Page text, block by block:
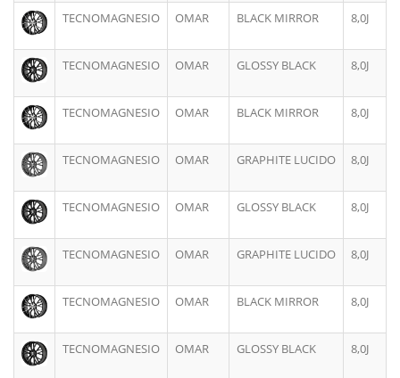
TECNOMAGNESIO OMAR BLACK MIRROR 8,0J
TECNOMAGNESIO OMAR GLOSSY BLACK 8,0J
TECNOMAGNESIO OMAR BLACK MIRROR 8,0J
TECNOMAGNESIO OMAR GRAPHITE LUCIDO 8,0J
TECNOMAGNESIO OMAR GLOSSY BLACK 8,0J
TECNOMAGNESIO OMAR GRAPHITE LUCIDO 8,0J
TECNOMAGNESIO OMAR BLACK MIRROR 8,0J
TECNOMAGNESIO OMAR GLOSSY BLACK 8,0J